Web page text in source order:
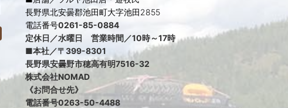
長野県北安曇郡池田町大字池田2855
電話番号0261-85-0884
定休日／水曜日 営業時間／10時～17時
■本社／〒399-8301
長野県安曇野市穂高有明7516-32
株式会社NOMAD
《お問合せ先》
電話番号0263-50-4488